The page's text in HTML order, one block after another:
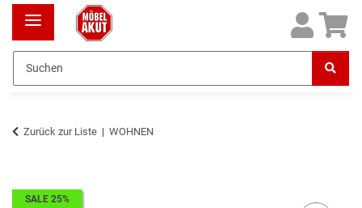
Zurück zur Liste WOHNEN
SALE 25%